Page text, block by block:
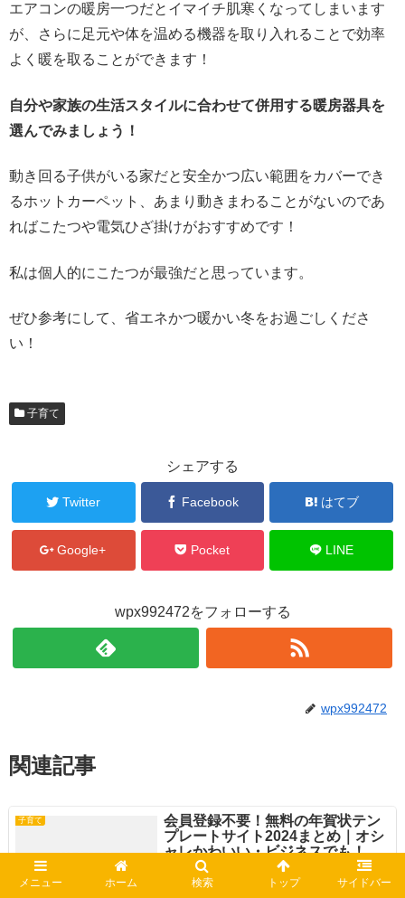
エアコンの暖房一つだとイマイチ肌寒くなってしまいます
が、さらに足元や体を温める機器を取り入れることで効率
よく暖を取ることができます！
自分や家族の生活スタイルに合わせて併用する暖房器具を
選んでみましょう！
動き回る子供がいる家だと安全かつ広い範囲をカバーでき
るホットカーペット、あまり動きまわることがないのであ
ればこたつや電気ひざ掛けがおすすめです！
私は個人的にこたつが最強だと思っています。
ぜひ参考にして、省エネかつ暖かい冬をお過ごしくださ
い！
子育て
シェアする
Twitter Facebook はてブ
Google+ Pocket LINE
wpx992472をフォローする
wpx992472
関連記事
子育て
会員登録不要！無料の年賀状テン
プレートサイト2024まとめ｜オシ
ャレかわいい・ビジネスでも！
メニュー ホーム 検索 トップ サイドバー